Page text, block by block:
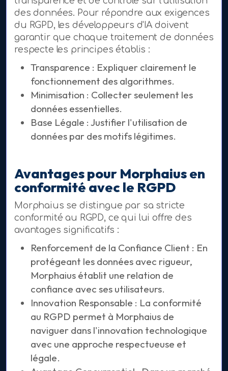
des données. Pour répondre aux exigences
du RGPD, les développeurs d'IA doivent
garantir que chaque traitement de données
respecte les principes établis :
Transparence : Expliquer clairement le
fonctionnement des algorithmes.
Minimisation : Collecter seulement les
données essentielles.
Base Légale : Justifier l'utilisation de
données par des motifs légitimes.
Avantages pour Morphaius en
conformité avec le RGPD
Morphaius se distingue par sa stricte
conformité au RGPD, ce qui lui offre des
avantages significatifs :
Renforcement de la Confiance Client : En
protégeant les données avec rigueur,
Morphaius établit une relation de
confiance avec ses utilisateurs.
Innovation Responsable : La conformité
au RGPD permet à Morphaius de
naviguer dans l'innovation technologique
avec une approche respectueuse et
légale.